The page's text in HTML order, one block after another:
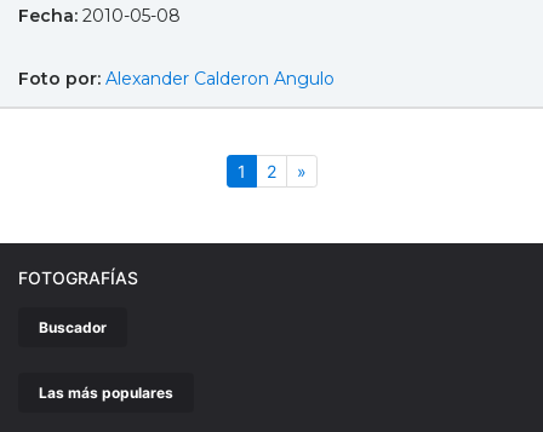
Fecha: 2010-05-08
Foto por: Alexander Calderon Angulo
1 (actual)
2 »Siguiente
FOTOGRAFÍAS
Buscador
Las más populares